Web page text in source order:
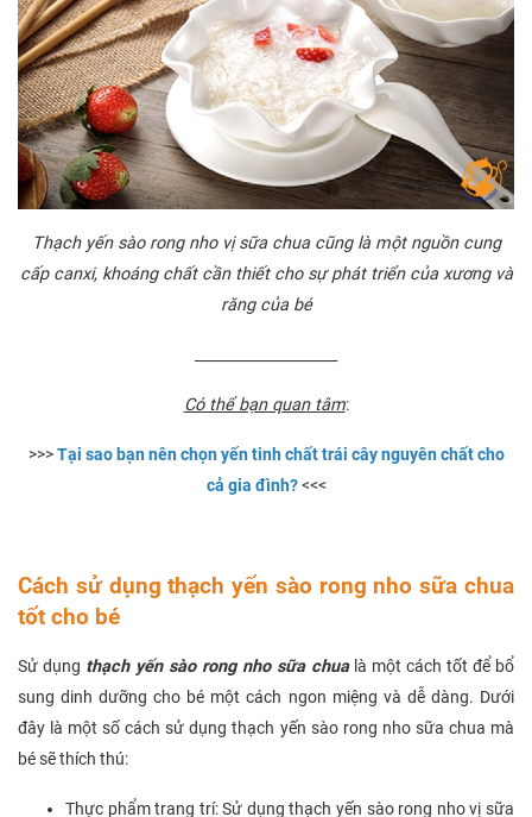
Thạch yến sào rong nho vị sữa chua cũng là một nguồn cung
cấp canxi, khoáng chất cần thiết cho sự phát triển của xương và
răng của bé
Có thể bạn quan tâm:
>>>Tại sao bạn nên chọn yến tinh chất trái cây nguyên chất cho
cả gia đình?<<<
Cách sử dụng thạch yến sào rong nho sữa chua
tốt cho bé
Sử dụng thạch yến sào rong nho sữa chualà một cách tốt để bổ
sung dinh dưỡng cho bé một cách ngon miệng và dễ dàng. Dưới
đây là một số cách sử dụng thạch yến sào rong nho sữa chua mà
bé sẽ thích thú:
Thực phẩm trang trí: Sử dụng thạch yến sào rong nho vị sữa